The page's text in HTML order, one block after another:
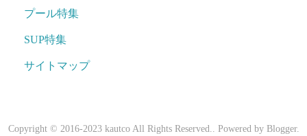
プール特集
SUP特集
サイトマップ
Copyright © 2016-2023 kautco All Rights Reserved.. Powered by Blogger.